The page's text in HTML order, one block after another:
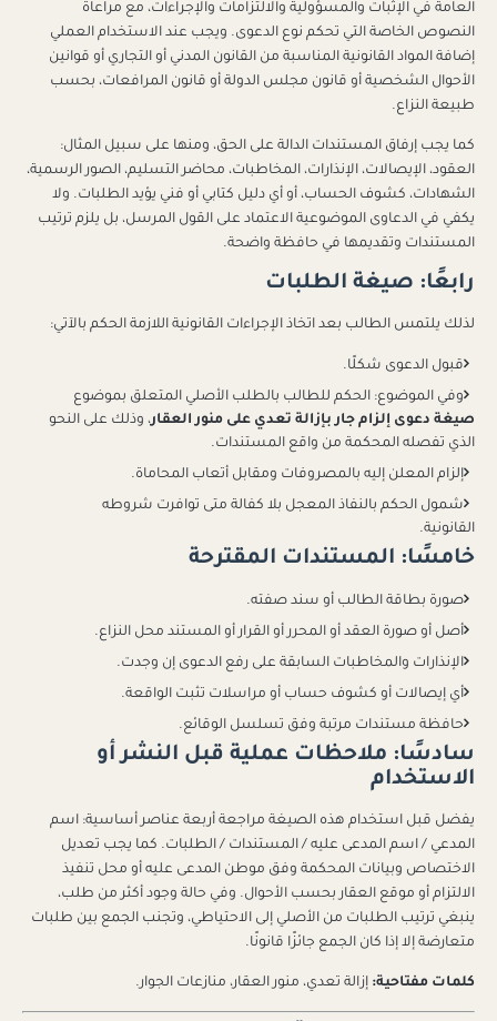
العامة في الإثبات والمسؤولية والالتزامات والإجراءات، مع مراعاة
النصوص الخاصة التي تحكم نوع الدعوى. ويجب عند الاستخدام العملي
إضافة المواد القانونية المناسبة من القانون المدني أو التجاري أو قوانين
الأحوال الشخصية أو قانون مجلس الدولة أو قانون المرافعات، بحسب
طبيعة النزاع.
كما يجب إرفاق المستندات الدالة على الحق، ومنها على سبيل المثال:
العقود، الإيصالات، الإنذارات، المخاطبات، محاضر التسليم، الصور الرسمية،
الشهادات، كشوف الحساب، أو أي دليل كتابي أو فني يؤيد الطلبات. ولا
يكفي في الدعاوى الموضوعية الاعتماد على القول المرسل، بل يلزم ترتيب
المستندات وتقديمها في حافظة واضحة.
رابعًا: صيغة الطلبات
لذلك يلتمس الطالب بعد اتخاذ الإجراءات القانونية اللازمة الحكم بالآتي:
قبول الدعوى شكلًا.
وفي الموضوع: الحكم للطالب بالطلب الأصلي المتعلق بموضوع
صيغة دعوى إلزام جار بإزالة تعدي على منور العقار، وذلك على النحو
الذي تفصله المحكمة من واقع المستندات.
إلزام المعلن إليه بالمصروفات ومقابل أتعاب المحاماة.
شمول الحكم بالنفاذ المعجل بلا كفالة متى توافرت شروطه
القانونية.
خامسًا: المستندات المقترحة
صورة بطاقة الطالب أو سند صفته.
أصل أو صورة العقد أو المحرر أو القرار أو المستند محل النزاع.
الإنذارات والمخاطبات السابقة على رفع الدعوى إن وجدت.
أي إيصالات أو كشوف حساب أو مراسلات تثبت الواقعة.
حافظة مستندات مرتبة وفق تسلسل الوقائع.
سادسًا: ملاحظات عملية قبل النشر أو
الاستخدام
يفضل قبل استخدام هذه الصيغة مراجعة أربعة عناصر أساسية: اسم
المدعي / اسم المدعى عليه / المستندات / الطلبات. كما يجب تعديل
الاختصاص وبيانات المحكمة وفق موطن المدعى عليه أو محل تنفيذ
الالتزام أو موقع العقار بحسب الأحوال. وفي حالة وجود أكثر من طلب،
ينبغي ترتيب الطلبات من الأصلي إلى الاحتياطي، وتجنب الجمع بين طلبات
متعارضة إلا إذا كان الجمع جائزًا قانونًا.
كلمات مفتاحية: إزالة تعدي، منور العقار، منازعات الجوار.